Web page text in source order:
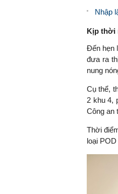
Nhập
Kịp thời
Đến hẹn
đưa ra
nung
Cụ thể,
2 khu 4,
Công an
Thời
loại